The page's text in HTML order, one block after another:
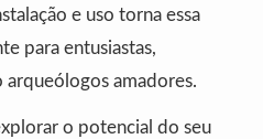
e uso torna essa
para entusiastas,
amadores.
o potencial do seu